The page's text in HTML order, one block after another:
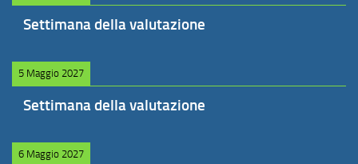
Settimana della valutazione
5 Maggio 2027
Settimana della valutazione
6 Maggio 2027